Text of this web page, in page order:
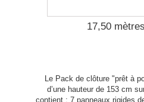
17,50
Le Pack de clôture "prêt à
d’une hauteur de 153 cm
contient : 7 panneaux rigides